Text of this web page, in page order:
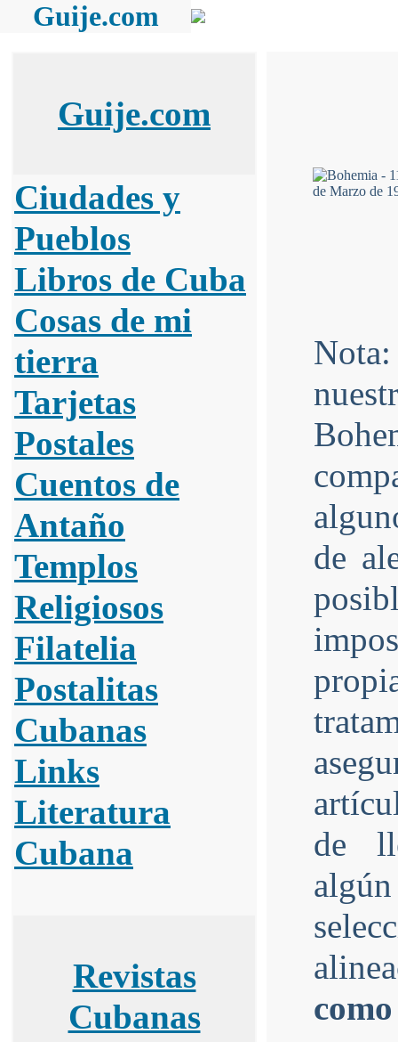
Guije.com
Guije.com
Ciudades y
Pueblos
Libros de Cuba
Cosas de mi
tierra
Tarjetas
Postales
Cuentos de
Antaño
Templos
Religiosos
Filatelia
Postalitas
Cubanas
Links
Literatura
Cubana
Revistas
Cubanas
de
de